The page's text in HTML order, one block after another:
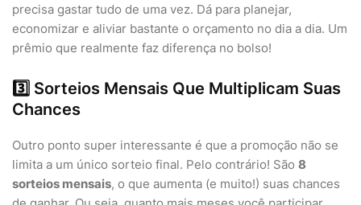
precisa gastar tudo de uma vez. Dá para planejar,
economizar e aliviar bastante o orçamento no dia a dia. Um
prêmio que realmente faz diferença no bolso!
3️⃣ Sorteios Mensais Que Multiplicam Suas
Chances
Outro ponto super interessante é que a promoção não se
limita a um único sorteio final. Pelo contrário! São 8
sorteios mensais, o que aumenta (e muito!) suas chances